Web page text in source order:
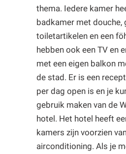
thema. Iedere kamer
badkamer met douche,
toiletartikelen en een
hebben ook een TV en
met een eigen balkon
de stad. Er is een
per dag open is en je
gebruik maken van de
hotel. Het hotel heeft
kamers zijn voorzien
airconditioning. Als je